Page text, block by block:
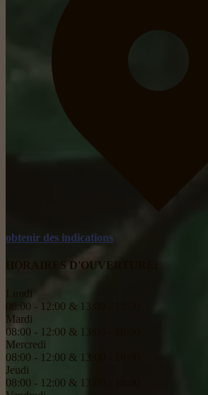
obtenir des indications
HORAIRES D'OUVERTURE:
08:00 - 12:00 & 13:00 - 18:00
Mardi
08:00 - 12:00 & 13:00 - 18:00
Mercredi
08:00 - 12:00 & 13:00 - 18:00
Jeudi
08:00 - 12:00 & 13:00 - 18:00